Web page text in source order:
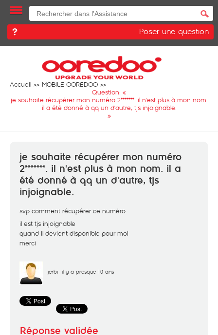
Poser une question
Accueil
MOBILE OOREDOO
Question: «
je souhaite récupérer mon numéro 2*******. il n'est plus à mon nom.
il a été donné à qq un d'autre, tjs injoignable.
»
je souhaite récupérer mon numéro
2*******. il n'est plus à mon nom. il a
été donné à qq un d'autre, tjs
injoignable.
svp comment récupérer ce numéro
il est tjs injoignable
quand il devient disponible pour moi
merci
jerbi il y a presque 10 ans